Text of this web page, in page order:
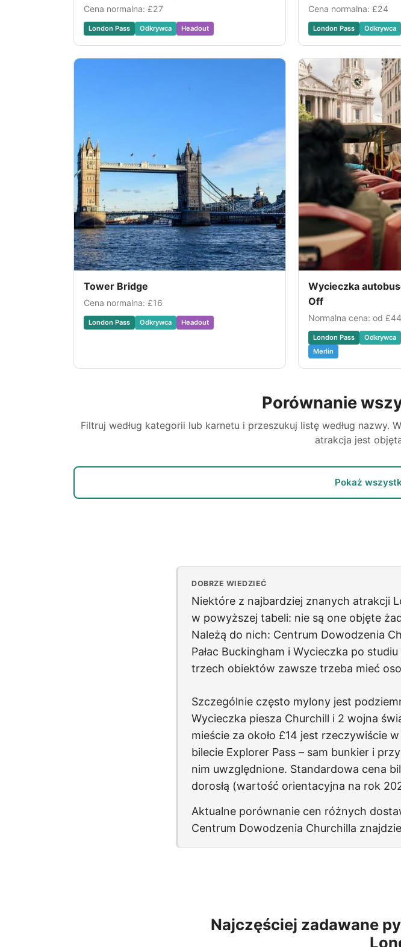
Cena normalna: £27
London Pass Odkrywca Headout
Cena normalna: £24
London Pass Odkrywca
Tower Bridge
Cena normalna: £16
London Pass Odkrywca Headout
Wycieczka
Off
Normalna cena: od £44
London Pass Odkrywca
Merlin
Porównanie
Filtruj według kategorii lub karnetu i przeszukuj listę według
atrakcja jest
Pokaż
DOBRZE WIEDZIEĆ
Niektóre z najbardziej znanych atrakcji
w powyższej tabeli: nie są one objęte
Należą do nich: Centrum Dowodzenia
Pałac Buckingham i Wycieczka po studiu
trzech obiektów zawsze trzeba mieć
Szczególnie często mylony jest
Wycieczka piesza Churchill i 2 wojna
mieście za około £14 jest rzeczywiście w
bilecie Explorer Pass – sam bunkier i
nim uwzględnione. Standardowa cena
dorosłą (wartość orientacyjna na rok
Aktualne porównanie cen różnych
Centrum Dowodzenia Churchilla
Najczęściej zadawane